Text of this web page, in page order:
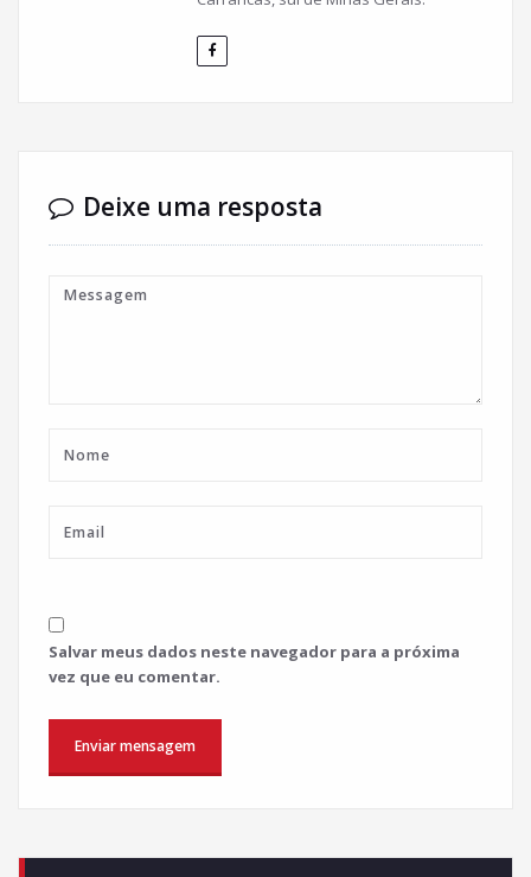
Deixe uma resposta
Salvar meus dados neste navegador para a próxima
vez que eu comentar.